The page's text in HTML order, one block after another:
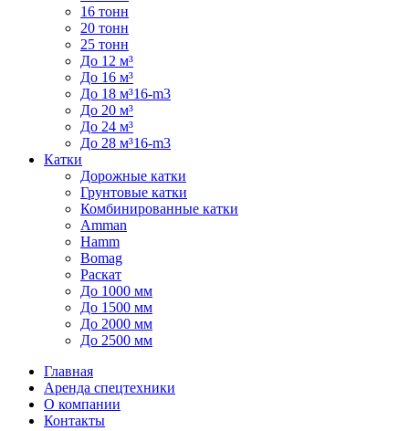
16 тонн
20 тонн
25 тонн
До 12 м³
До 16 м³
До 18 м³16-m3
До 20 м³
До 24 м³
До 28 м³16-m3
Катки
Дорожные катки
Грунтовые катки
Комбинированные катки
Amman
Hamm
Bomag
Раскат
До 1000 мм
До 1500 мм
До 2000 мм
До 2500 мм
Главная
Аренда спецтехники
О компании
Контакты